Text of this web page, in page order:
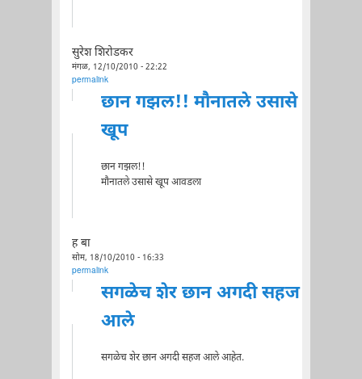
सुरेश शिरोडकर
मंगळ, 12/10/2010 - 22:22
permalink
छान गझल!! मौनातले उसासे
खूप
छान गझल!!
मौनातले उसासे खूप आवडला
ह बा
सोम, 18/10/2010 - 16:33
permalink
सगळेच शेर छान अगदी सहज
आले
सगळेच शेर छान अगदी सहज आले आहेत.